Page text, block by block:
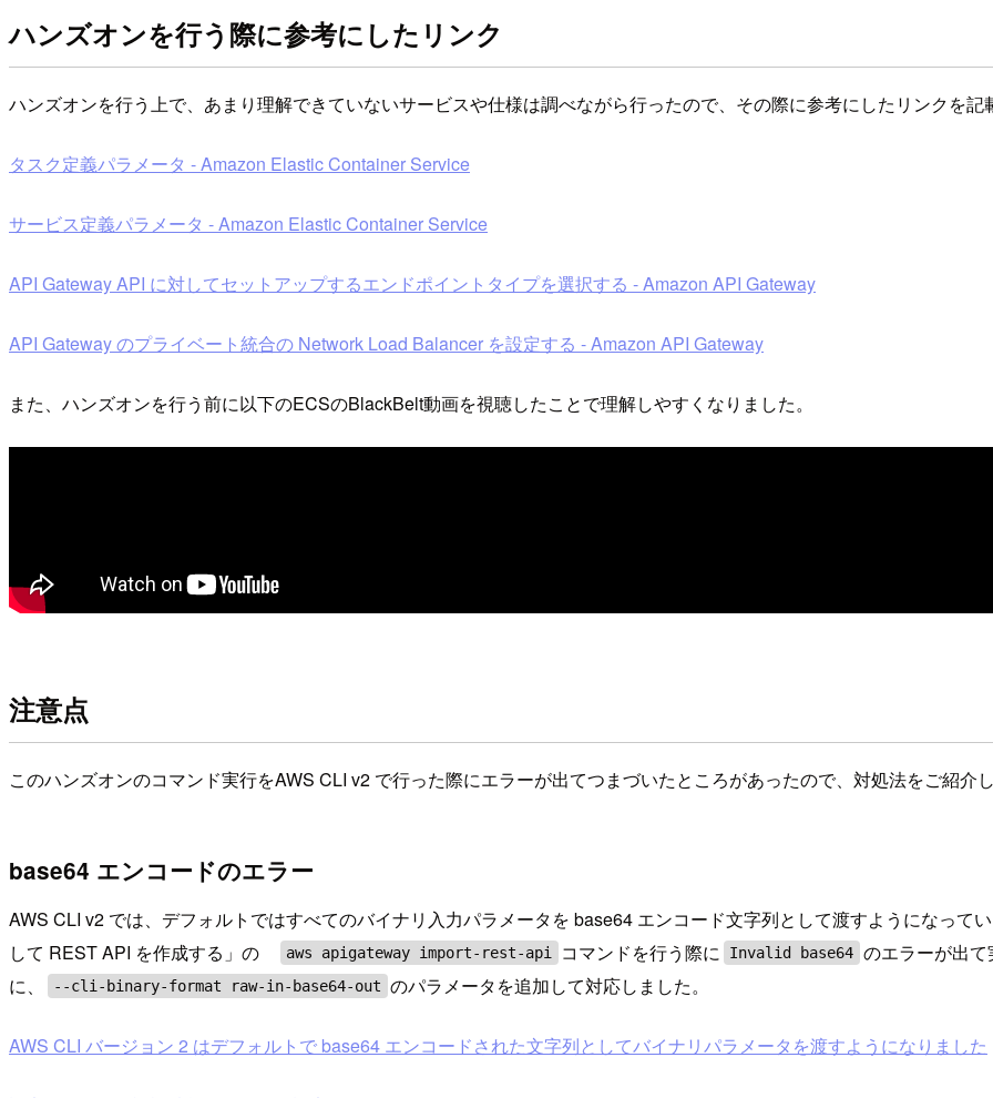
ハンズオンを行う際に参考にしたリンク
ハンズオンを行う上で、あまり理解できていないサービスや仕様は調べながら行ったので、その際に参考にしたリンクを記
タスク定義パラメータ - Amazon Elastic Container Service
サービス定義パラメータ - Amazon Elastic Container Service
API Gateway API に対してセットアップするエンドポイントタイプを選択する - Amazon API Gateway
API Gateway のプライベート統合の Network Load Balancer を設定する - Amazon API Gateway
また、ハンズオンを行う前に以下のECSのBlackBelt動画を視聴したことで理解しやすくなりました。
注意点
このハンズオンのコマンド実行をAWS CLI v2 で行った際にエラーが出てつまづいたところがあったので、対処法をご紹介
base64 エンコードのエラー
AWS CLI v2 では、デフォルトではすべてのバイナリ入力パラメータを base64 エンコード文字列として渡すようになって
して REST API を作成する」の
aws apigateway import-rest-api コマンドを行う際に Invalid base64 のエラーが出
に、
--cli-binary-format raw-in-base64-out のパラメータを追加して対応しました。
AWS CLI バージョン 2 はデフォルトで base64 エンコードされた文字列としてバイナリパラメータを渡すようになりました